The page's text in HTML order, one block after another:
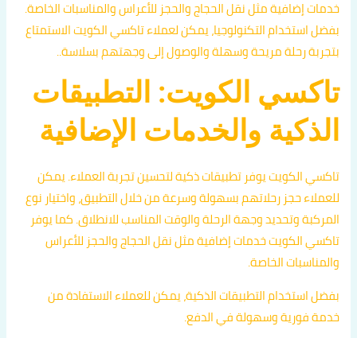
خدمات إضافية مثل نقل الحجاج والحجز للأعراس والمناسبات الخاصة.
بفضل استخدام التكنولوجيا، يمكن لعملاء تاكسي الكويت الاستمتاع
بتجربة رحلة مريحة وسهلة والوصول إلى وجهتهم بسلاسة..
تاكسي الكويت: التطبيقات
الذكية والخدمات الإضافية
تاكسي الكويت يوفر تطبيقات ذكية لتحسين تجربة العملاء. يمكن
للعملاء حجز رحلاتهم بسهولة وسرعة من خلال التطبيق، واختيار نوع
المركبة وتحديد وجهة الرحلة والوقت المناسب للانطلاق. كما يوفر
تاكسي الكويت خدمات إضافية مثل نقل الحجاج والحجز للأعراس
والمناسبات الخاصة.
بفضل استخدام التطبيقات الذكية، يمكن للعملاء الاستفادة من
خدمة فورية وسهولة في الدفع.